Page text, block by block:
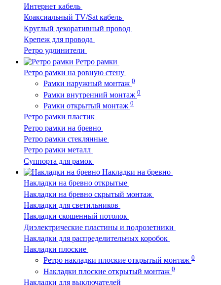
Интернет кабель
Коаксиальный TV/Sat кабель
Круглый декоративный провод
Крепеж для провода
Ретро удлинители
Ретро рамки
Ретро рамки на ровную стену
Рамки наружный монтаж 0
Рамки внутренний монтаж 0
Рамки открытый монтаж 0
Ретро рамки пластик
Ретро рамки на бревно
Ретро рамки стеклянные
Ретро рамки металл
Суппорта для рамок
Накладки на бревно
Накладки на бревно открытые
Накладки на бревно скрытый монтаж
Накладки для светильников
Накладки скошенный потолок
Диэлектрические пластины и подрозетники
Накладки для распределительных коробок
Накладки плоские
Ретро накладки плоские открытый монтаж 0
Накладки плоские открытый монтаж 0
Накладки для выключателей